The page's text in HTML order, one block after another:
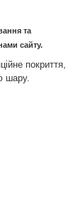
та
сайту.
покриття,
шару.